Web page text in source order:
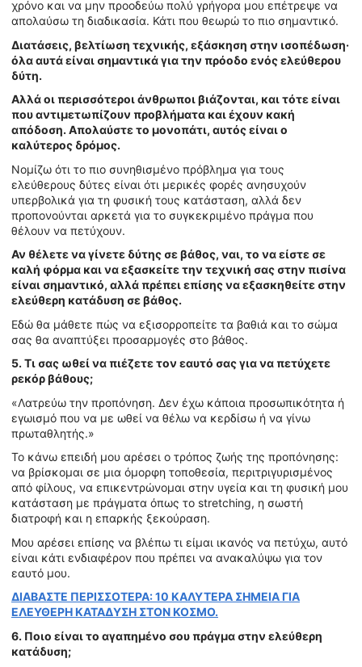
χρόνο και να μην προοδεύω πολύ γρήγορα μου επέτρεψε να
απολαύσω τη διαδικασία. Κάτι που θεωρώ το πιο σημαντικό.
Διατάσεις, βελτίωση τεχνικής, εξάσκηση στην ισοπέδωση·
όλα αυτά είναι σημαντικά για την πρόοδο ενός ελεύθερου
δύτη.
Αλλά οι περισσότεροι άνθρωποι βιάζονται, και τότε είναι
που αντιμετωπίζουν προβλήματα και έχουν κακή
απόδοση. Απολαύστε το μονοπάτι, αυτός είναι ο
καλύτερος δρόμος.
Νομίζω ότι το πιο συνηθισμένο πρόβλημα για τους
ελεύθερους δύτες είναι ότι μερικές φορές ανησυχούν
υπερβολικά για τη φυσική τους κατάσταση, αλλά δεν
προπονούνται αρκετά για το συγκεκριμένο πράγμα που
θέλουν να πετύχουν.
Αν θέλετε να γίνετε δύτης σε βάθος, ναι, το να είστε σε
καλή φόρμα και να εξασκείτε την τεχνική σας στην πισίνα
είναι σημαντικό, αλλά πρέπει επίσης να εξασκηθείτε στην
ελεύθερη κατάδυση σε βάθος.
Εδώ θα μάθετε πώς να εξισορροπείτε τα βαθιά και το σώμα
σας θα αναπτύξει προσαρμογές στο βάθος.
5. Τι σας ωθεί να πιέζετε τον εαυτό σας για να πετύχετε
ρεκόρ βάθους;
«Λατρεύω την προπόνηση. Δεν έχω κάποια προσωπικότητα ή
εγωισμό που να με ωθεί να θέλω να κερδίσω ή να γίνω
πρωταθλητής.»
Το κάνω επειδή μου αρέσει ο τρόπος ζωής της προπόνησης:
να βρίσκομαι σε μια όμορφη τοποθεσία, περιτριγυρισμένος
από φίλους, να επικεντρώνομαι στην υγεία και τη φυσική μου
κατάσταση με πράγματα όπως το stretching, η σωστή
διατροφή και η επαρκής ξεκούραση.
Μου αρέσει επίσης να βλέπω τι είμαι ικανός να πετύχω, αυτό
είναι κάτι ενδιαφέρον που πρέπει να ανακαλύψω για τον
εαυτό μου.
ΔΙΑΒΑΣΤΕ ΠΕΡΙΣΣΟΤΕΡΑ: 10 ΚΑΛΥΤΕΡΑ ΣΗΜΕΙΑ ΓΙΑ
ΕΛΕΥΘΕΡΗ ΚΑΤΑΔΥΣΗ ΣΤΟΝ ΚΟΣΜΟ.
6. Ποιο είναι το αγαπημένο σου πράγμα στην ελεύθερη
κατάδυση;